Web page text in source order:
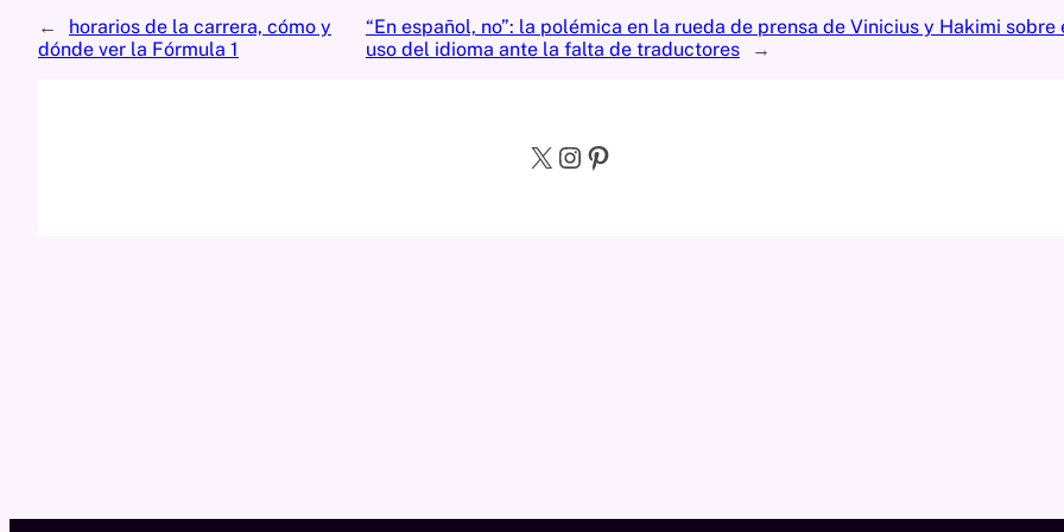
←
horarios de la carrera, cómo y
dónde ver la Fórmula 1
“En español, no”: la polémica en la rueda de prensa de Vinicius y Hakimi sobre
uso del idioma ante la falta de traductores
→
X Instagram Pinterest